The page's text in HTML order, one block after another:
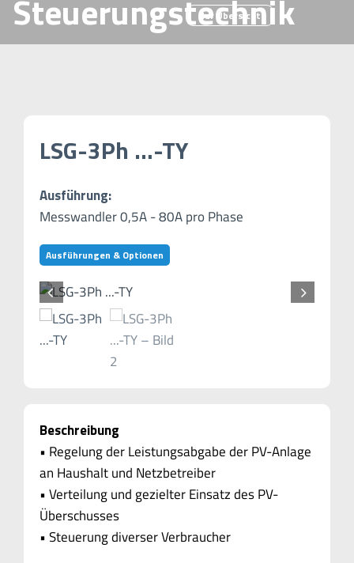
Steuerungstechnik
Zur Übersicht
LSG-3Ph …-TY
Ausführung:
Messwandler 0,5A - 80A pro Phase
Ausführungen & Optionen
 
Beschreibung
• Regelung der Leistungsabgabe der PV-Anlage
an Haushalt und Netzbetreiber
• Verteilung und gezielter Einsatz des PV-
Überschusses
• Steuerung diverser Verbraucher